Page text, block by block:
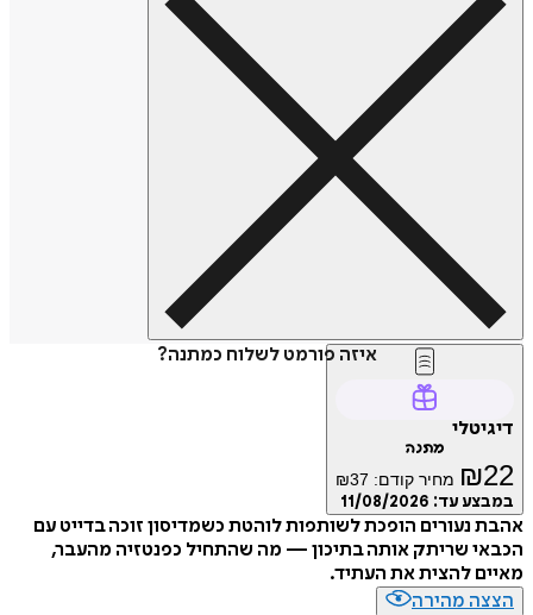
איזה פורמט לשלוח כמתנה?
דיגיטלי
מתנה
₪22 מחיר קודם: ₪37
במבצע עד: 11/08/2026
אהבת נעורים הופכת לשותפות לוהטת כשמדיסון זוכה בדייט עם
הכבאי שריתק אותה בתיכון — מה שהתחיל כפנטזיה מהעבר,
מאיים להצית את העתיד.
הצצה מהירה